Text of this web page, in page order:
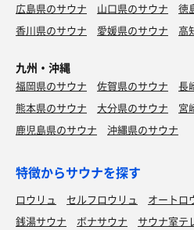
広島県のサウナ
山口県のサウナ
徳
香川県のサウナ
愛媛県のサウナ 高
九州・沖縄
福岡県のサウナ 佐賀県のサウナ
長
熊本県のサウナ
大分県のサウナ
宮
鹿児島県のサウナ
沖縄県のサウナ
特徴からサウナを探す
ロウリュ セルフロウリュ オートロ
銭湯サウナ
ボナサウナ サウナ室テ